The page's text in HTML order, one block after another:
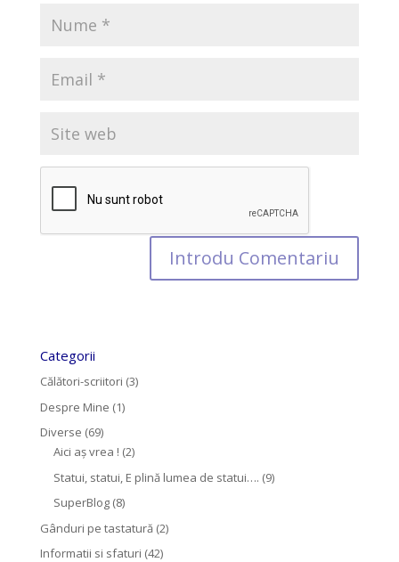
Categorii
Călători-scriitori (3)
Despre Mine (1)
Diverse (69)
Aici aș vrea ! (2)
Statui, statui, E plină lumea de statui…. (9)
SuperBlog(8)
Gânduri pe tastatură(2)
Informatii si sfaturi (42)